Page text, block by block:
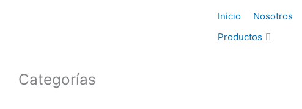
Inicio Nosotros
Productos
Categorías